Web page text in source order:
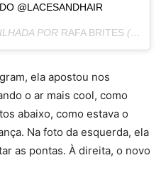
@LACESANDHAIR
POR RAFA BRITES (@RAFABRITES) EM
ela apostou nos
o ar mais cool, como
abaixo, como estava o
Na foto da esquerda, ela
as pontas. À direita, o novo